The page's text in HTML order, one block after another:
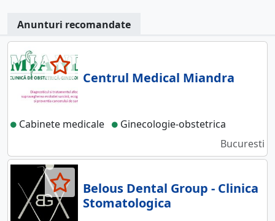
Anunturi recomandate
Centrul Medical Miandra
Cabinete medicale
Ginecologie-obstetrica
Bucuresti
Belous Dental Group - Clinica
Stomatologica